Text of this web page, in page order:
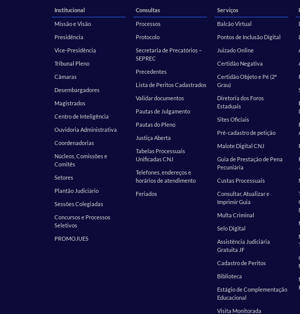
Institucional
Missão e Visão
Presidência
Vice-Presidência
Tribunal Pleno
Câmaras
Desembargadores
Magistrados
Centro de Inteligência
Ouvidoria Administrativa
Coordenadorias
Núcleos, Comissões e
Comitês
Setores
Plantão Judiciário
Sessões Colegiadas
Concursos e Processos
Seletivos
PROMOJUES
Consultas
Processos
Protocolo
Secretaria de Precatórios –
SEPREC
Precedentes
Lista de Peritos Cadastrados
Validar documentos
Pautas de Julgamento
Pautas do Pleno
Justiça Aberta
Tabelas Processuais
Unificadas CNJ
Telefones, endereços e
horários de atendimento
Feriados
Serviços
Balcão Virtual
Pontos de Inclusão Digital
Juizado Online
Certidão Negativa
Certidão Objeto e Pé (2º
Grau)
Diretoria dos Foros
Estaduais
Sites Oficiais
Pré-cadastro de petição
Malote Digital CNJ
Guia de Prestação de Pena
Pecuniária
Custas Processuais
Consultar, Atualizar e
Imprimir Guia
Multa Criminal
Selo Digital
Assistência Judiciária
Gratuita JF
Cadastro de Peritos
Biblioteca
Estágio de Complementação
Educacional
Visita Monitorada